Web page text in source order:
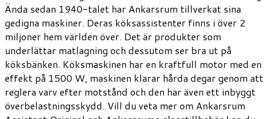
Ända sedan 1940-talet har Ankarsrum tillverkat sina
gedigna maskiner. Deras köksassistenter finns i över 2
miljoner hem världen över. Det är produkter som
underlättar matlagning och dessutom ser bra ut på
köksbänken. Köksmaskinen har en kraftfull motor med en
effekt på 1500 W, maskinen klarar hårda degar genom att
reglera varv efter motstånd och den har även ett inbyggt
överbelastningsskydd. Vill du veta mer om Ankarsrum